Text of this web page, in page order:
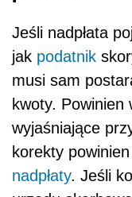
Jeśli nadpłata
jak podatnik
musi sam
kwoty. Powinien
wyjaśniające
korekty
nadpłaty. Jeśli